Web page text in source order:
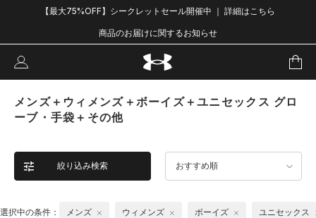
【最大75%OFF】シークレットセール開催中 ｜ 詳細はこちら
商品のお届けに関するお知らせ
メンズ＋ウィメンズ＋ボーイズ＋ユニセックス グロ
ーブ・手袋＋その他
絞り込み検索 おすすめ順
選択中の条件： メンズ ウィメンズ ボーイズ ユニセックス